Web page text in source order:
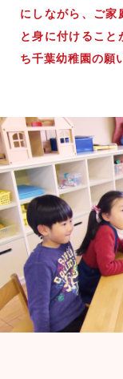
にしながら、ご家
と身に付けるこ
ち千葉幼稚園の願